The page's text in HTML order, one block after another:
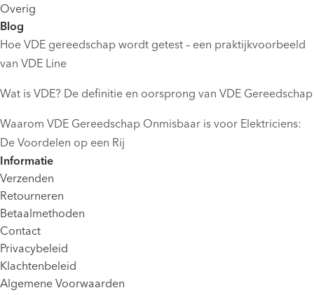
Overig
Blog
Hoe VDE gereedschap wordt getest – een praktijkvoorbeeld
van VDE Line
Wat is VDE? De definitie en oorsprong van VDE Gereedschap
Waarom VDE Gereedschap Onmisbaar is voor Elektriciens:
De Voordelen op een Rij
Informatie
Verzenden
Retourneren
Betaalmethoden
Contact
Privacybeleid
Klachtenbeleid
Algemene Voorwaarden